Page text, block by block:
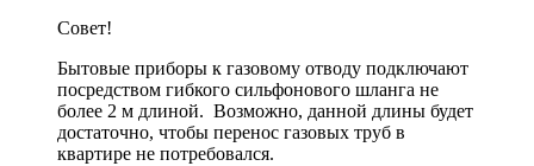
Совет!
Бытовые приборы к газовому отводу подключают
посредством гибкого сильфонового шланга не
более 2 м длиной. Возможно, данной длины будет
достаточно, чтобы перенос газовых труб в
квартире не потребовался.